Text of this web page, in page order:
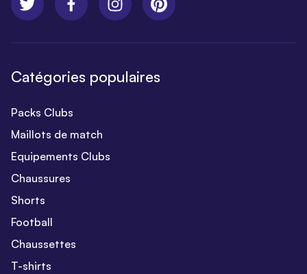
Catégories populaires
Packs Clubs
Maillots de match
Equipements Clubs
Chaussures
Shorts
Football
Chaussettes
T-shirts